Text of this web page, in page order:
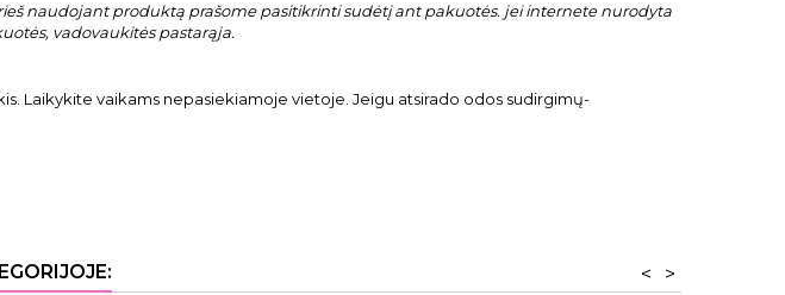
naudojant produktą prašome pasitikrinti sudėtį ant pakuotės. jei internete nurodyta
vadovaukitės pastarąja.
Laikykite vaikams nepasiekiamoje vietoje. Jeigu atsirado odos sudirgimų-
>
<